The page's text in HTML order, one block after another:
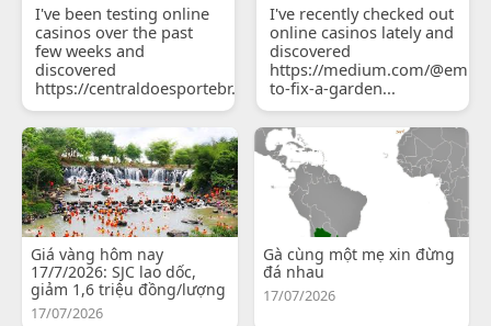
I've been testing online
casinos over the past
few weeks and
discovered
https://centraldoesportebr.substack.com/p/cucure...
I've recently checked out
online casinos lately and
discovered
https://medium.com/
to-fix-a-garden...
Giá vàng hôm nay
17/7/2026: SJC lao dốc,
giảm 1,6 triệu đồng/lượng
17/07/2026
Gà cùng một mẹ xin đừng
đá nhau
17/07/2026